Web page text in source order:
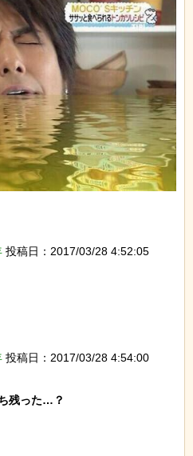
投稿日：2017/03/28 4:52:05
投稿日：2017/03/28 4:54:00
残った…？